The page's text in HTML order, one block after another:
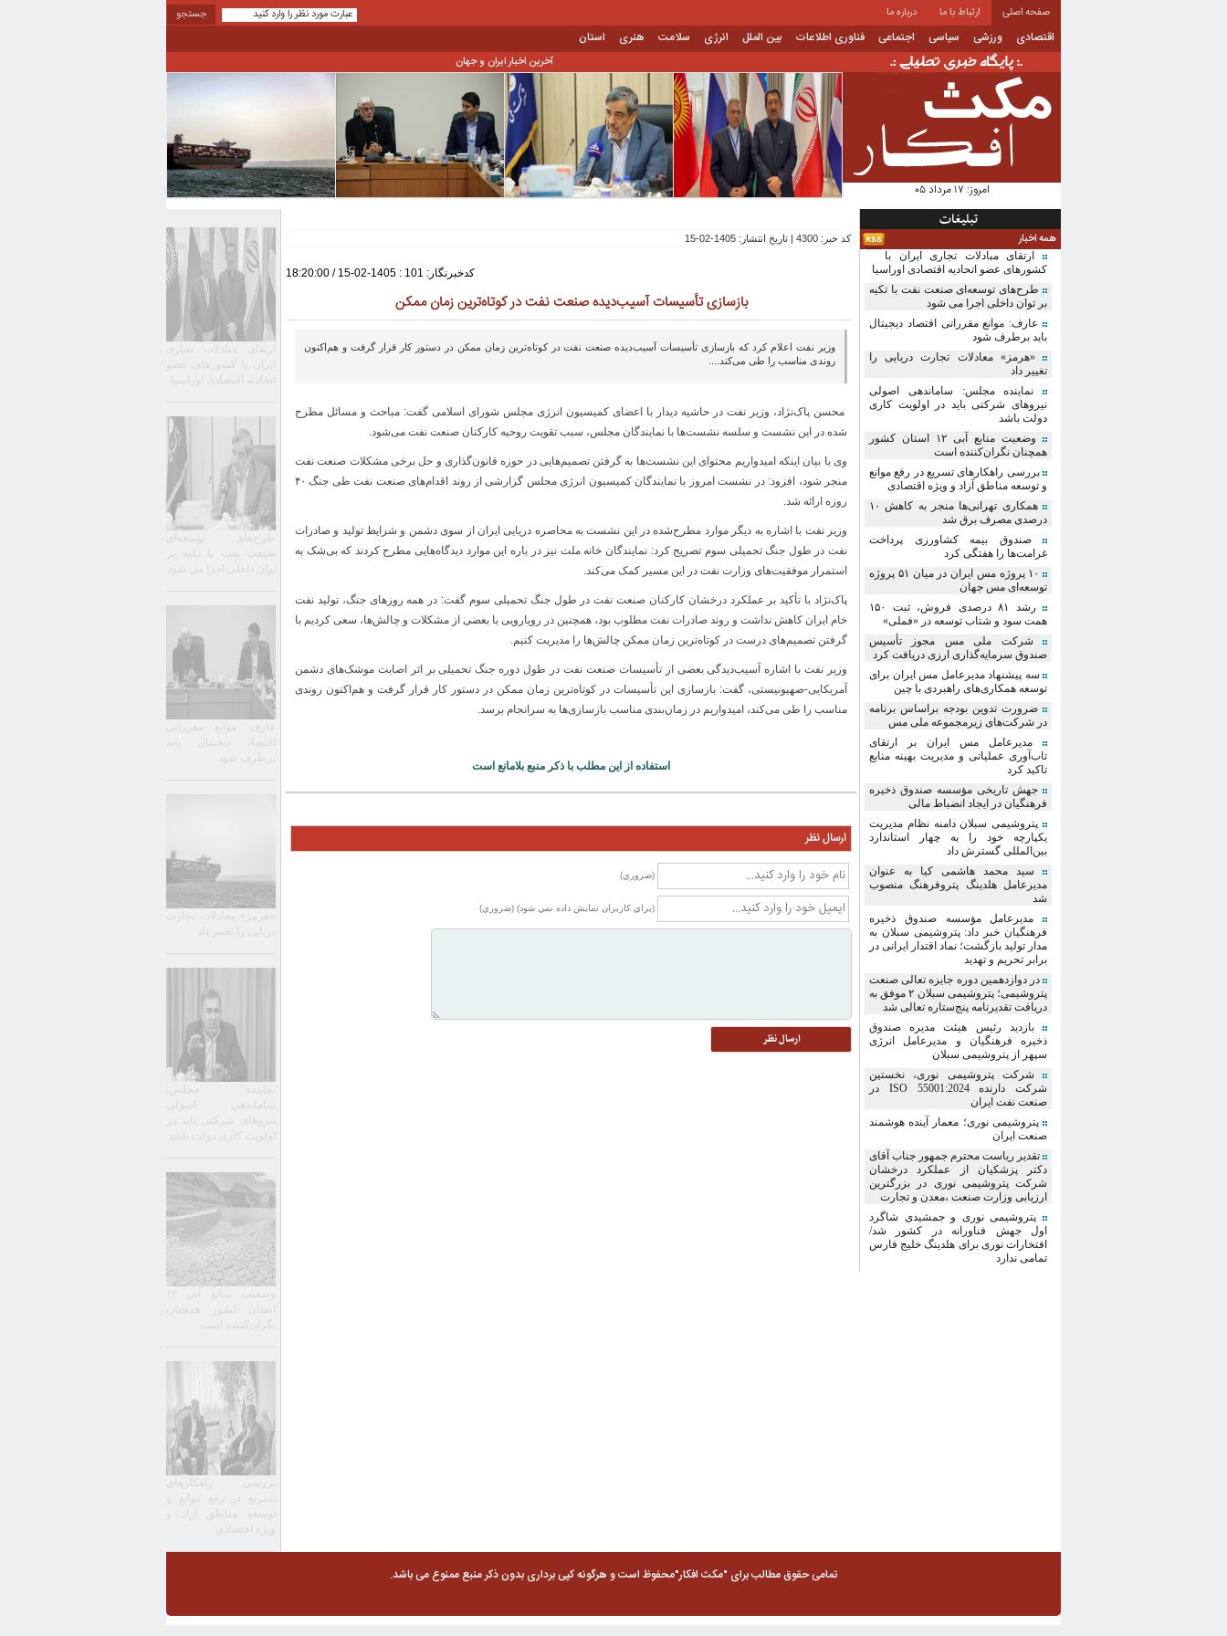
صفحه اصلی ارتباط با ما درباره ما
اقتصادی ورزشی سیاسی اجتماعی فناوری اطلاعات بین الملل انرژی سلامت هنری استان
امروز:
آخرین اخبار ایران و جهان
ارتقای مبادلات تجاری
ایران با کشورهای عضو
اتحادیه اقتصادی اوراسیا
طرح‌های توسعه‌ای
صنعت نفت با تکیه بر
توان داخلی اجرا می شود
عارف: موانع مقرراتی
اقتصاد دیجیتال باید
برطرف شود
«هرمز» معادلات تجارت
دریایی را تغییر داد
نماینده مجلس:
ساماندهی اصولی
نیروهای شرکتی باید در
اولویت کاری دولت باشد
وضعیت منابع آبی ۱۲
استان کشور همچنان
نگران‌کننده است
بررسی راهکارهای
تسریع در رفع موانع و
توسعه مناطق آزاد و
ویژه اقتصادی
کد خبر: 4300 | تاریخ انتشار: 1405-02-15
کدخبرنگار: 101 : 1405-02-15 / 18:20:00
بازسازی تأسیسات آسیب‌دیده صنعت نفت در کوتاه‌ترین زمان ممکن
وزیر نفت اعلام کرد که بازسازی تأسیسات آسیب‌دیده صنعت نفت در کوتاه‌ترین زمان ممکن در دستور کار قرار گرفت و هم‌اکنون
روندی مناسب را طی می‌کند....
محسن پاک‌نژاد، وزیر نفت در حاشیه دیدار با اعضای کمیسیون انرژی مجلس شورای اسلامی گفت: مباحث و مسائل مطرح
شده در این نشست و سلسه نشست‌ها با نمایندگان مجلس، سبب تقویت روحیه کارکنان صنعت نفت می‌شود.
وی با بیان اینکه امیدواریم محتوای این نشست‌ها به گرفتن تصمیم‌هایی در حوزه قانون‌گذاری و حل برخی مشکلات صنعت نفت
منجر شود، افزود: در نشست امروز با نمایندگان کمیسیون انرژی مجلس گزارشی از روند اقدام‌های صنعت نفت طی جنگ ۴۰
روزه ارائه شد.
وزیر نفت با اشاره به دیگر موارد مطرح‌شده در این نشست به محاصره دریایی ایران از سوی دشمن و شرایط تولید و صادرات
نفت در طول جنگ تحمیلی سوم تصریح کرد: نمایندگان خانه ملت نیز در باره این موارد دیدگاه‌هایی مطرح کردند که بی‌شک به
استمرار موفقیت‌های وزارت نفت در این مسیر کمک می‌کند.
پاک‌نژاد با تأکید بر عملکرد درخشان کارکنان صنعت نفت در طول جنگ تحمیلی سوم گفت: در همه روزهای جنگ، تولید نفت
خام ایران کاهش نداشت و روند صادرات نفت مطلوب بود، همچنین در رویارویی با بعضی از مشکلات و چالش‌ها، سعی کردیم با
گرفتن تصمیم‌های درست در کوتاه‌ترین زمان ممکن چالش‌ها را مدیریت کنیم.
وزیر نفت با اشاره آسیب‌دیدگی بعضی از تأسیسات صنعت نفت در طول دوره جنگ تحمیلی بر اثر اصابت‌ موشک‌های دشمن
آمریکایی-صهیونیستی، گفت: بازسازی این تأسیسات در کوتاه‌ترین زمان ممکن در دستور کار قرار گرفت و هم‌اکنون روندی
مناسب را طی می‌کند، امیدواریم در زمان‌بندی مناسب بازسازی‌ها به سرانجام برسد.
استفاده از این مطلب با ذکر منبع بلامانع است
ارسال نظر
(ضروري)
(براي كاربران نمايش داده نمي شود) (ضروري)
تبلیغات
همه اخبار
ارتقای مبادلات تجاری ایران با
کشورهای عضو اتحادیه اقتصادی اوراسیا
طرح‌های توسعه‌ای صنعت نفت با تکیه
بر توان داخلی اجرا می شود
عارف: موانع مقرراتی اقتصاد دیجیتال
باید برطرف شود
«هرمز» معادلات تجارت دریایی را
تغییر داد
نماینده مجلس: ساماندهی اصولی
نیروهای شرکتی باید در اولویت کاری
دولت باشد
وضعیت منابع آبی ۱۲ استان کشور
همچنان نگران‌کننده است
بررسی راهکارهای تسریع در رفع موانع
و توسعه مناطق آزاد و ویژه اقتصادی
همکاری تهرانی‌ها منجر به کاهش ۱۰
درصدی مصرف برق شد
صندوق بیمه کشاورزی پرداخت
غرامت‌ها را هفتگی کرد
۱۰ پروژه مس ایران در میان ۵۱ پروژه
توسعه‌ای مس جهان
رشد ۸۱ درصدی فروش، ثبت ۱۵۰
همت سود و شتاب توسعه در «فملی»
شرکت ملی مس مجوز تأسیس
صندوق سرمایه‌گذاری ارزی دریافت کرد
سه پیشنهاد مدیرعامل مس ایران برای
توسعه همکاری‌های راهبردی با چین
ضرورت تدوین بودجه براساس برنامه
در شرکت‌های زیرمجموعه ملی مس
مدیرعامل مس ایران بر ارتقای
تاب‌آوری عملیاتی و مدیریت بهینه منابع
تاکید کرد
جهش تاریخی مؤسسه صندوق ذخیره
فرهنگیان در ایجاد انضباط مالی
پتروشیمی سبلان دامنه نظام مدیریت
یکپارچه خود را به چهار استاندارد
بین‌المللی گسترش داد
سید محمد هاشمی کیا به عنوان
مدیرعامل هلدینگ پتروفرهنگ منصوب
شد
مدیرعامل مؤسسه صندوق ذخیره
فرهنگیان خبر داد: پتروشیمی سبلان به
مدار تولید بازگشت؛ نماد اقتدار ایرانی در
برابر تحریم و تهدید
در دوازدهمین دوره جایزه تعالی صنعت
پتروشیمی؛ پتروشیمی سبلان ۲ موفق به
دریافت تقدیرنامه پنج‌ستاره تعالی شد
بازدید رئیس هیئت مدیره صندوق
ذخیره فرهنگیان و مدیرعامل انرژی
سپهر از پتروشیمی سبلان
شرکت پتروشیمی نوری، نخستین
شرکت دارنده ISO 55001:2024 در
صنعت نفت ایران
پتروشیمی نوری؛ معمار آینده هوشمند
صنعت ایران
تقدیر ریاست محترم جمهور جناب آقای
دکتر پزشکیان از عملکرد درخشان
شرکت پتروشیمی نوری در بزرگترین
ارزیابی وزارت صنعت ،معدن و تجارت
پتروشیمی نوری و جمشیدی شاگرد
ا‌ول جهش فناورانه در کشور شد/
افتخارات نوری برای هلدینگ خلیج فارس
تمامی ندارد
تمامی حقوق مطالب برای "مکث افکار"محفوظ است و هرگونه کپی برداری بدون ذکر منبع ممنوع می باشد.